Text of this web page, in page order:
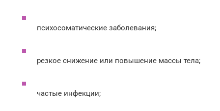
психосоматические заболевания;
резкое снижение или повышение массы тела;
частые инфекции;